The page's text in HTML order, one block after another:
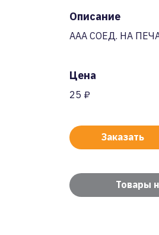
Описание
AAA СОЕД. НА
Цена
25 ₽
Заказать
Товары